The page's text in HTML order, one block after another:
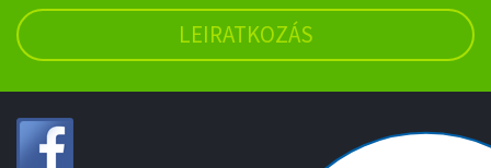
LEIRATKOZÁS